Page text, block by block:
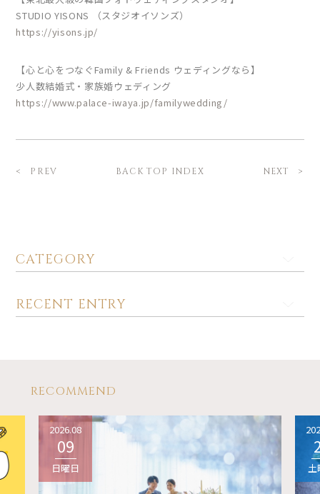
CATEGORY
RECENT ENTRY
STUDIO YISONS （スタジオイソンズ）
https://yisons.jp/
【心と心をつなぐFamily & Friends ウェディングなら】
少人数結婚式・家族婚ウェディング
https://www.palace-iwaya.jp/familywedding/
PREV BACK TOP INDEX NEXT
RECOMMEND
2026.08
09
日曜日 土